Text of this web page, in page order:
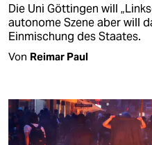
Die Uni Göttingen will
autonome Szene aber will
Einmischung des Staates.
Von Reimar Paul